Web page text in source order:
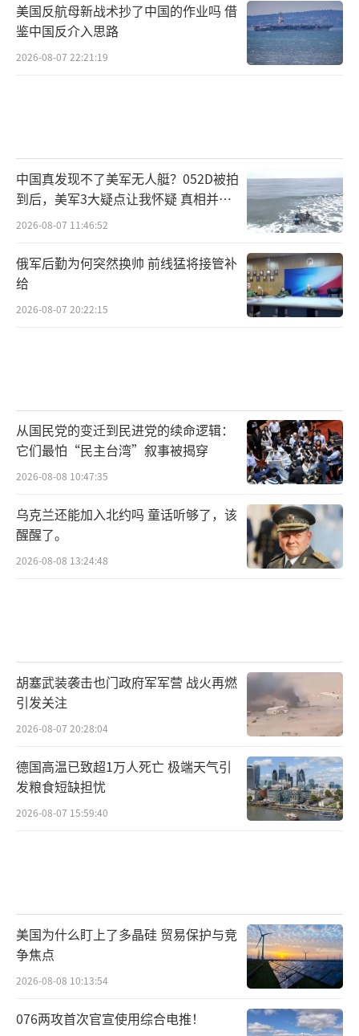
美国反航母新战术抄了中国的作业吗 借
鉴中国反介入思路
2026-08-07 22:21:19
中国真发现不了美军无人艇？052D被拍
到后，美军3大疑点让我怀疑 真相并非
如此
2026-08-07 11:46:52
俄军后勤为何突然换帅 前线猛将接管补
给
2026-08-07 20:22:15
从国民党的变迁到民进党的续命逻辑：
它们最怕“民主台湾”叙事被揭穿
2026-08-08 10:47:35
乌克兰还能加入北约吗 童话听够了，该
醒醒了。
2026-08-08 13:24:48
胡塞武装袭击也门政府军军营 战火再燃
引发关注
2026-08-07 20:28:04
德国高温已致超1万人死亡 极端天气引
发粮食短缺担忧
2026-08-07 15:59:40
美国为什么盯上了多晶硅 贸易保护与竞
争焦点
2026-08-08 10:13:54
076两攻首次官宣使用综合电推！